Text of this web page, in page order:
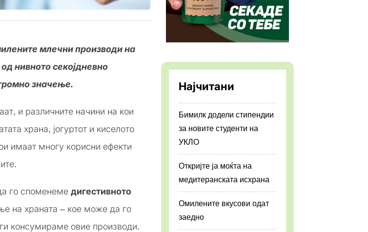
млечни производи на
нивното секојдневно
значење.
и различните начини на кои
храна, јогуртот и киселото
имаат многу корисни ефекти
го споменеме дигестивното
на храната – кое може да го
консумираме овие производи.
Најчитани
Бимилк додели стипендии
за новите студенти на
УКЛО
Откријте ја моќта на
медитеранската исхрана
Омилените вкусови одат
заедно